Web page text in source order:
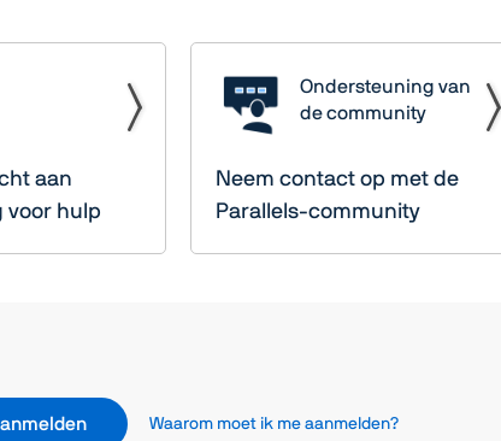
aan
voor hulp
Ondersteuning van
de community
Neem contact op met de
Parallels-community
Waarom moet ik me aanmelden?